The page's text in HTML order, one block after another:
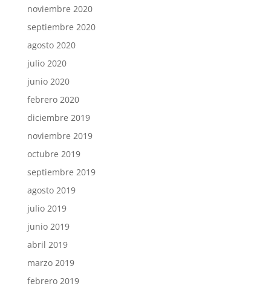
noviembre 2020
septiembre 2020
agosto 2020
julio 2020
junio 2020
febrero 2020
diciembre 2019
noviembre 2019
octubre 2019
septiembre 2019
agosto 2019
julio 2019
junio 2019
abril 2019
marzo 2019
febrero 2019